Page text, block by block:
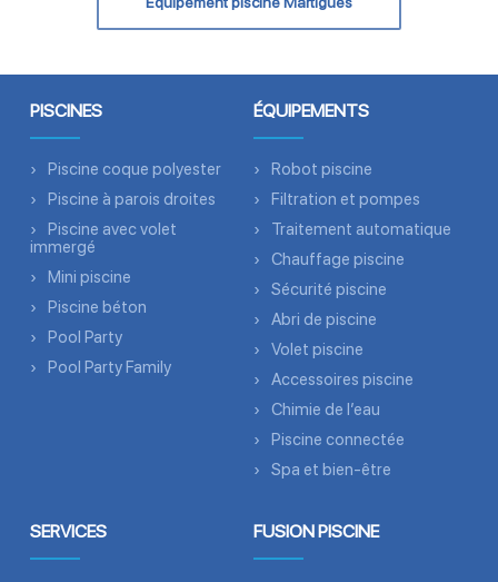
PISCINES
Piscine coque polyester
Piscine à parois droites
Piscine avec volet
immergé
Mini piscine
Piscine béton
Pool Party
Pool Party Family
ÉQUIPEMENTS
Robot piscine
Filtration et pompes
Traitement automatique
Chauffage piscine
Sécurité piscine
Abri de piscine
Volet piscine
Accessoires piscine
Chimie de l’eau
Piscine connectée
Spa et bien-être
SERVICES FUSION PISCINE